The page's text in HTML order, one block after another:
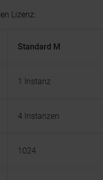
Lizenz:
Standard M
1 Instanz
4 Instanzen
1024